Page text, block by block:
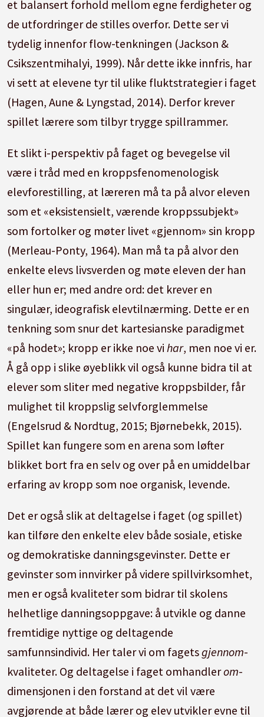
et balansert forhold mellom egne ferdigheter og
de utfordringer de stilles overfor. Dette ser vi
tydelig innenfor flow-tenkningen (Jackson &
Csikszentmihalyi, 1999). Når dette ikke innfris, har
vi sett at elevene tyr til ulike fluktstrategier i faget
(Hagen, Aune & Lyngstad, 2014). Derfor krever
spillet lærere som tilbyr trygge spillrammer.
Et slikt i-perspektiv på faget og bevegelse vil
være i tråd med en kroppsfenomenologisk
elevforestilling, at læreren må ta på alvor eleven
som et «eksistensielt, værende kroppssubjekt»
som fortolker og møter livet «gjennom» sin kropp
(Merleau-Ponty, 1964). Man må ta på alvor den
enkelte elevs livsverden og møte eleven der han
eller hun er; med andre ord: det krever en
singulær, ideografisk elevtilnærming. Dette er en
tenkning som snur det kartesianske paradigmet
«på hodet»; kropp er ikke noe vihar, men noe vi er.
Å gå opp i slike øyeblikk vil også kunne bidra til at
elever som sliter med negative kroppsbilder, får
mulighet til kroppslig selvforglemmelse
(Engelsrud & Nordtug, 2015; Bjørnebekk, 2015).
Spillet kan fungere som en arena som løfter
blikket bort fra en selv og over på en umiddelbar
erfaring av kropp som noe organisk, levende.
Det er også slik at deltagelse i faget (og spillet)
kan tilføre den enkelte elev både sosiale, etiske
og demokratiske danningsgevinster. Dette er
gevinster som innvirker på videre spillvirksomhet,
men er også kvaliteter som bidrar til skolens
helhetlige danningsoppgave: å utvikle og danne
fremtidige nyttige og deltagende
samfunnsindivid. Her taler vi om fagetsgjennom-
kvaliteter. Og deltagelse i faget omhandlerom-
dimensjonen i den forstand at det vil være
avgjørende at både lærer og elev utvikler evne til